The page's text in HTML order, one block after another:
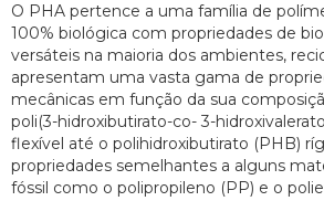
O PHA pertence a uma família de
100% biológica com propriedades de
versáteis na maioria dos ambientes,
apresentam uma vasta gama de
mecânicas em função da sua
poli(3-hidroxibutirato-co- 3-
flexível até o polihidroxibutirato (PHB)
propriedades semelhantes a alguns
fóssil como o polipropileno (PP) e o